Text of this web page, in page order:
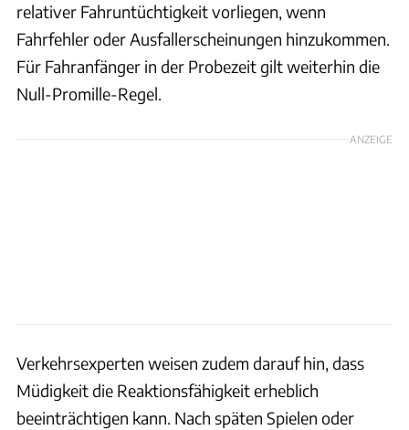
relativer Fahruntüchtigkeit vorliegen, wenn
Fahrfehler oder Ausfallerscheinungen hinzukommen.
Für Fahranfänger in der Probezeit gilt weiterhin die
Null-Promille-Regel.
ANZEIGE
Verkehrsexperten weisen zudem darauf hin, dass
Müdigkeit die Reaktionsfähigkeit erheblich
beeinträchtigen kann. Nach späten Spielen oder